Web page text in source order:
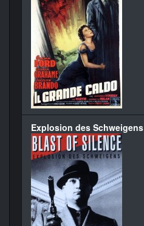
Explosion des Schweigens